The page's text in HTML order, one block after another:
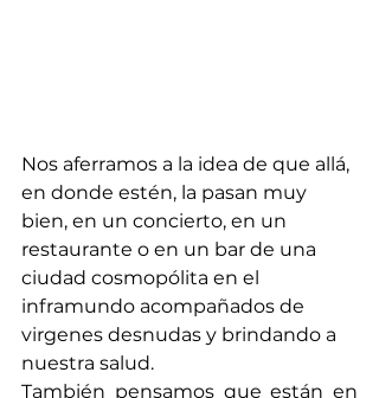
Nos aferramos a la idea de que allá,
en donde estén, la pasan muy
bien, en un concierto, en un
restaurante o en un bar de una
ciudad cosmopólita en el
inframundo acompañados de
virgenes desnudas y brindando a
nuestra salud.
También pensamos que están en